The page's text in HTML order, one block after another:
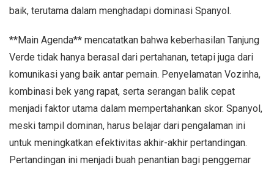
baik, terutama dalam menghadapi dominasi Spanyol.
**Main Agenda** mencatatkan bahwa keberhasilan Tanjung
Verde tidak hanya berasal dari pertahanan, tetapi juga dari
komunikasi yang baik antar pemain. Penyelamatan Vozinha,
kombinasi bek yang rapat, serta serangan balik cepat
menjadi faktor utama dalam mempertahankan skor. Spanyol,
meski tampil dominan, harus belajar dari pengalaman ini
untuk meningkatkan efektivitas akhir-akhir pertandingan.
Pertandingan ini menjadi buah penantian bagi penggemar